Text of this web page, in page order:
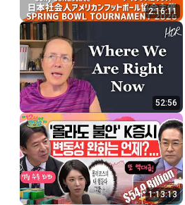
2:16:11
52:56
1:13:13